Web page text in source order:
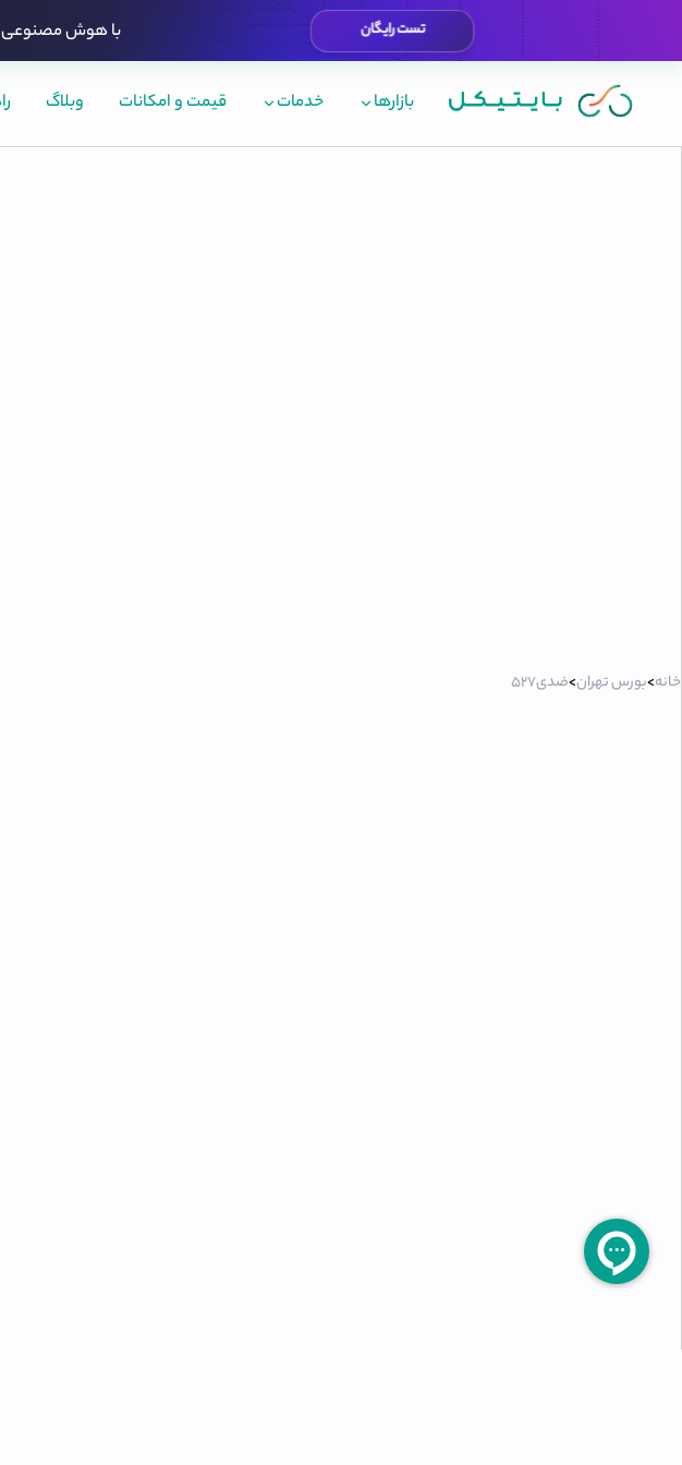
تست رایگان با هوش مصنوعی
بازارها خدمات قیمت و امکانات وبلاگ
خانه>بورس تهران>ضدی527